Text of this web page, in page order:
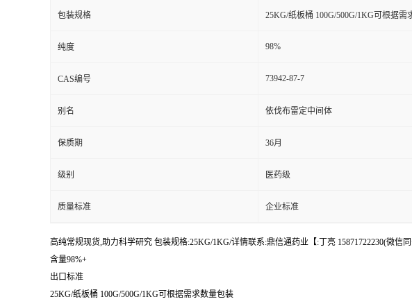
包装规格 25KG/纸板桶 100G/500G/1KG可根据需
纯度 98%
CAS编号 73942-87-7
别名 依伐布雷定中间体
保质期 36月
级别 医药级
质量标准 企业标准
高纯常规现货,助力科学研究 包装规格:25KG/1KG/详情联系:鼎信通药业【:丁亮 15871722230(微信
含量98%+
出口标准
25KG/纸板桶 100G/500G/1KG可根据需求数量包装